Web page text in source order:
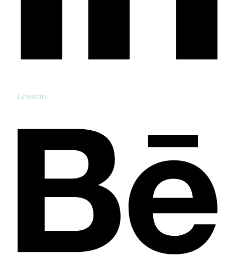
LinkedIn